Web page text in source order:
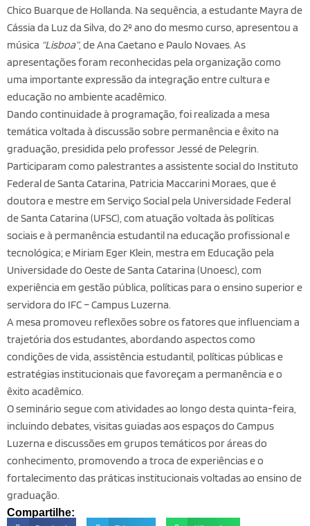
Chico Buarque de Hollanda. Na sequência, a estudante Mayra de
Cássia da Luz da Silva, do 2º ano do mesmo curso, apresentou a
música “Lisboa”, de Ana Caetano e Paulo Novaes. As
apresentações foram reconhecidas pela organização como
uma importante expressão da integração entre cultura e
educação no ambiente acadêmico.
Dando continuidade à programação, foi realizada a mesa
temática voltada à discussão sobre permanência e êxito na
graduação, presidida pelo professor Jessé de Pelegrin.
Participaram como palestrantes a assistente social do Instituto
Federal de Santa Catarina, Patricia Maccarini Moraes, que é
doutora e mestre em Serviço Social pela Universidade Federal
de Santa Catarina (UFSC), com atuação voltada às políticas
sociais e à permanência estudantil na educação profissional e
tecnológica; e Miriam Eger Klein, mestra em Educação pela
Universidade do Oeste de Santa Catarina (Unoesc), com
experiência em gestão pública, políticas para o ensino superior e
servidora do IFC – Campus Luzerna.
A mesa promoveu reflexões sobre os fatores que influenciam a
trajetória dos estudantes, abordando aspectos como
condições de vida, assistência estudantil, políticas públicas e
estratégias institucionais que favoreçam a permanência e o
êxito acadêmico.
O seminário segue com atividades ao longo desta quinta-feira,
incluindo debates, visitas guiadas aos espaços do Campus
Luzerna e discussões em grupos temáticos por áreas do
conhecimento, promovendo a troca de experiências e o
fortalecimento das práticas institucionais voltadas ao ensino de
graduação.
Compartilhe: